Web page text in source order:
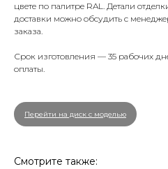
цвете по палитре RAL. Детали
доставки можно обсудить с
заказа.
Срок изготовления — 35 рабочих
оплаты.
Перейти на диск с моделью
Смотрите также: